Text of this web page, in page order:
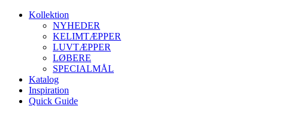
VidereKollektion
NYHEDER
KELIMTÆPPER
LUVTÆPPER
LØBERE
SPECIALMÅL
Katalog
Inspiration
Quick Guide